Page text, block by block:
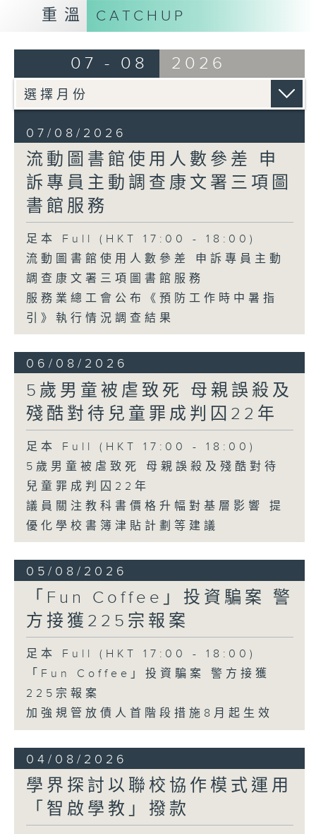
重溫 CATCHUP
07 - 08 2026
07/08/2026
流動圖書館使用人數參差 申
訴專員主動調查康文署三項圖
書館服務
足本 Full (HKT 17:00 - 18:00)
流動圖書館使用人數參差 申訴專員主動
調查康文署三項圖書館服務
服務業總工會公布《預防工作時中暑指
引》執行情況調查結果
06/08/2026
5歲男童被虐致死 母親誤殺及
殘酷對待兒童罪成判囚22年
足本 Full (HKT 17:00 - 18:00)
5歲男童被虐致死 母親誤殺及殘酷對待
兒童罪成判囚22年
議員關注教科書價格升幅對基層影響 提
優化學校書簿津貼計劃等建議
05/08/2026
「Fun Coffee」投資騙案 警
方接獲225宗報案
足本 Full (HKT 17:00 - 18:00)
「Fun Coffee」投資騙案 警方接獲
225宗報案
加強規管放債人首階段措施8月起生效
04/08/2026
學界探討以聯校協作模式運用
「智啟學教」撥款